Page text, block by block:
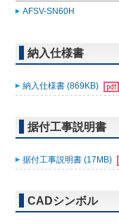
AFSV-SN60H
納入仕様書
納入仕様書 (869KB)
据付工事説明書
据付工事説明書 (17MB)
CADシンボル